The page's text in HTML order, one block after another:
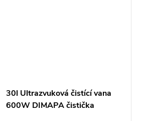
30l Ultrazvuková čistící vana
600W DIMAPA čistička